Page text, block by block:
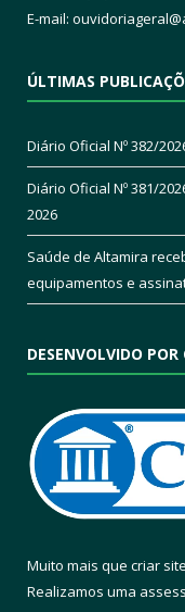
E-mail:
ÚLTIMAS
Diário Oficial Nº 382/
Diário Oficial Nº 381/
2026
Saúde de Altamira
equipamentos e
DESENVOLVIDO POR
Muito mais que criar site
Realizamos uma